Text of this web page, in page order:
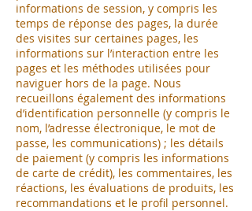
informations de session, y compris les
temps de réponse des pages, la durée
des visites sur certaines pages, les
informations sur l’interaction entre les
pages et les méthodes utilisées pour
naviguer hors de la page. Nous
recueillons également des informations
d’identification personnelle (y compris le
nom, l’adresse électronique, le mot de
passe, les communications) ; les détails
de paiement (y compris les informations
de carte de crédit), les commentaires, les
réactions, les évaluations de produits, les
recommandations et le profil personnel.